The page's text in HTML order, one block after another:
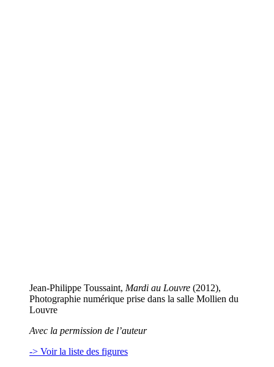
Jean-Philippe Toussaint, Mardi au Louvre (2012),
Photographie numérique prise dans la salle Mollien du
Louvre
Avec la permission de l’auteur
-> Voir la liste des figures